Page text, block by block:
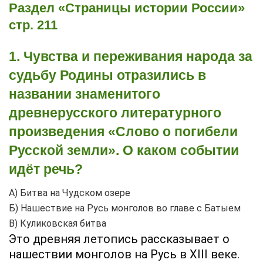
Раздел «Страницы истории России»
стр. 211
1. Чувства и переживания народа за
судьбу Родины отразились в
названии знаменитого
древнерусского литературного
произведения «Слово о погибели
Русской земли». О каком событии
идёт речь?
А) Битва на Чудском озере
Б) Нашествие на Русь монголов во главе с Ба­тыем
В) Куликовская битва
Это древняя летопись рассказывает о
нашествии монголов на Русь в XIII веке.